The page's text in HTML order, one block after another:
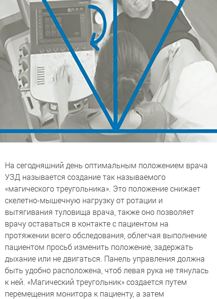
На сегодняшний день оптимальным положением врача
УЗД называется создание так называемого
«магического треугольника». Это положение снижает
скелетно-мышечную нагрузку от ротации и
вытягивания туловища врача, также оно позволяет
врачу оставаться в контакте с пациентом на
протяжении всего обследования, облегчая выполнение
пациентом просьб изменить положение, задержать
дыхание или не двигаться. Панель управления должна
быть удобно расположена, чтоб левая рука не тянулась
к ней. «Магический треугольник» создается путем
перемещения монитора к пациенту, а затем